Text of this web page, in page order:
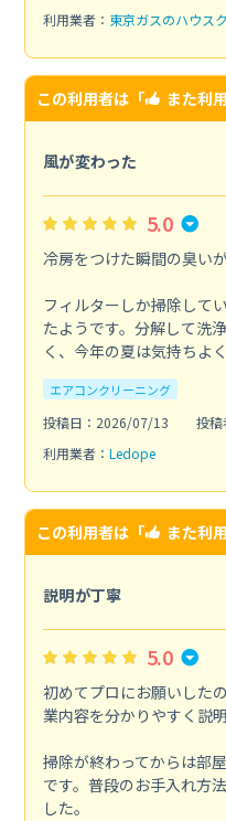
利用業者： 東京ガスのハウス
この利用者は「 また利
風が変わった
5.0
冷房をつけた瞬間の臭い
フィルターしか掃除して
たようです。分解して洗
く、今年の夏は気持ちよ
エアコンクリーニング
投稿日：2026/07/13
投稿
利用業者： Ledope
この利用者は「 また利
説明が丁寧
5.0
初めてプロにお願いした
業内容を分かりやすく説
掃除が終わってからは部
です。普段のお手入れ方
した。